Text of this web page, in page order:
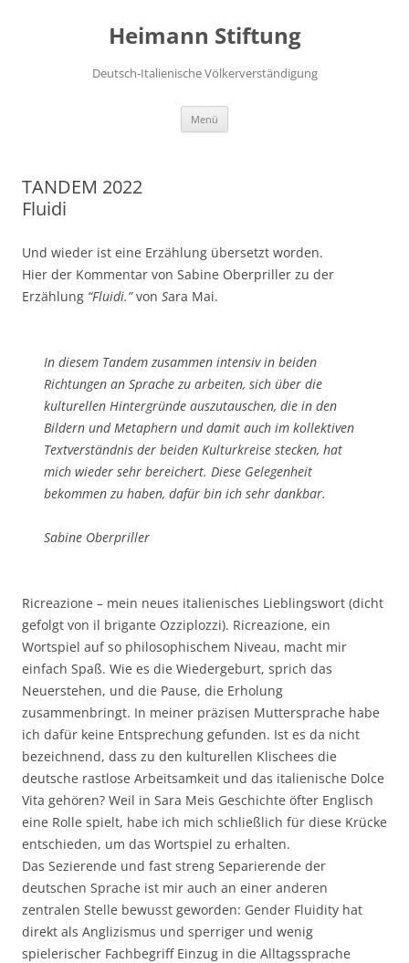
Heimann Stiftung
Deutsch-Italienische Völkerverständigung
Menü
TANDEM 2022
Fluidi
Und wieder ist eine Erzählung übersetzt worden.
Hier der Kommentar von Sabine Oberpriller zu der
Erzählung “Fluidi.”von Sara Mai.
In diesem Tandem zusammen intensiv in beiden
Richtungen an Sprache zu arbeiten, sich über die
kulturellen Hintergründe auszutauschen, die in den
Bildern und Metaphern und damit auch im kollektiven
Textverständnis der beiden Kulturkreise stecken, hat
mich wieder sehr bereichert. Diese Gelegenheit
bekommen zu haben, dafür bin ich sehr dankbar.
Sabine Oberpriller
Ricreazione – mein neues italienisches Lieblingswort (dicht
gefolgt von il brigante Ozziplozzi). Ricreazione, ein
Wortspiel auf so philosophischem Niveau, macht mir
einfach Spaß. Wie es die Wiedergeburt, sprich das
Neuerstehen, und die Pause, die Erholung
zusammenbringt. In meiner präzisen Muttersprache habe
ich dafür keine Entsprechung gefunden. Ist es da nicht
bezeichnend, dass zu den kulturellen Klischees die
deutsche rastlose Arbeitsamkeit und das italienische Dolce
Vita gehören? Weil in Sara Meis Geschichte öfter Englisch
eine Rolle spielt, habe ich mich schließlich für diese Krücke
entschieden, um das Wortspiel zu erhalten.
Das Sezierende und fast streng Separierende der
deutschen Sprache ist mir auch an einer anderen
zentralen Stelle bewusst geworden: Gender Fluidity hat
direkt als Anglizismus und sperriger und wenig
spielerischer Fachbegriff Einzug in die Alltagssprache